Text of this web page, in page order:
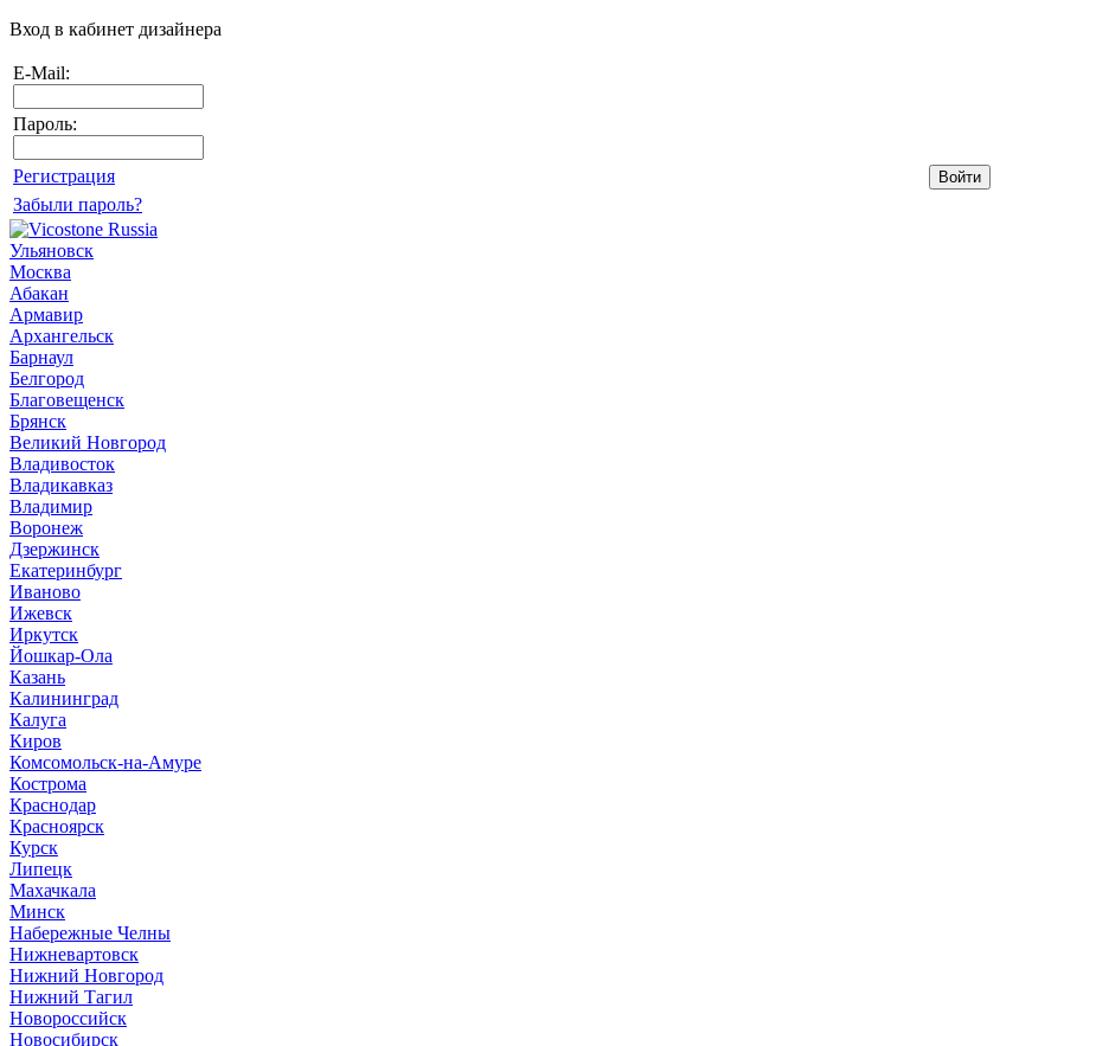
Вход в кабинет дизайнера
E-Mail:
Пароль:
Регистрация
Забыли пароль?
Ульяновск
Москва
Абакан
Армавир
Архангельск
Барнаул
Белгород
Благовещенск
Брянск
Великий Новгород
Владивосток
Владикавказ
Владимир
Воронеж
Дзержинск
Екатеринбург
Иваново
Ижевск
Иркутск
Йошкар-Ола
Казань
Калининград
Калуга
Киров
Комсомольск-на-Амуре
Кострома
Краснодар
Красноярск
Курск
Липецк
Махачкала
Минск
Набережные Челны
Нижневартовск
Нижний Новгород
Нижний Тагил
Новороссийск
Новосибирск